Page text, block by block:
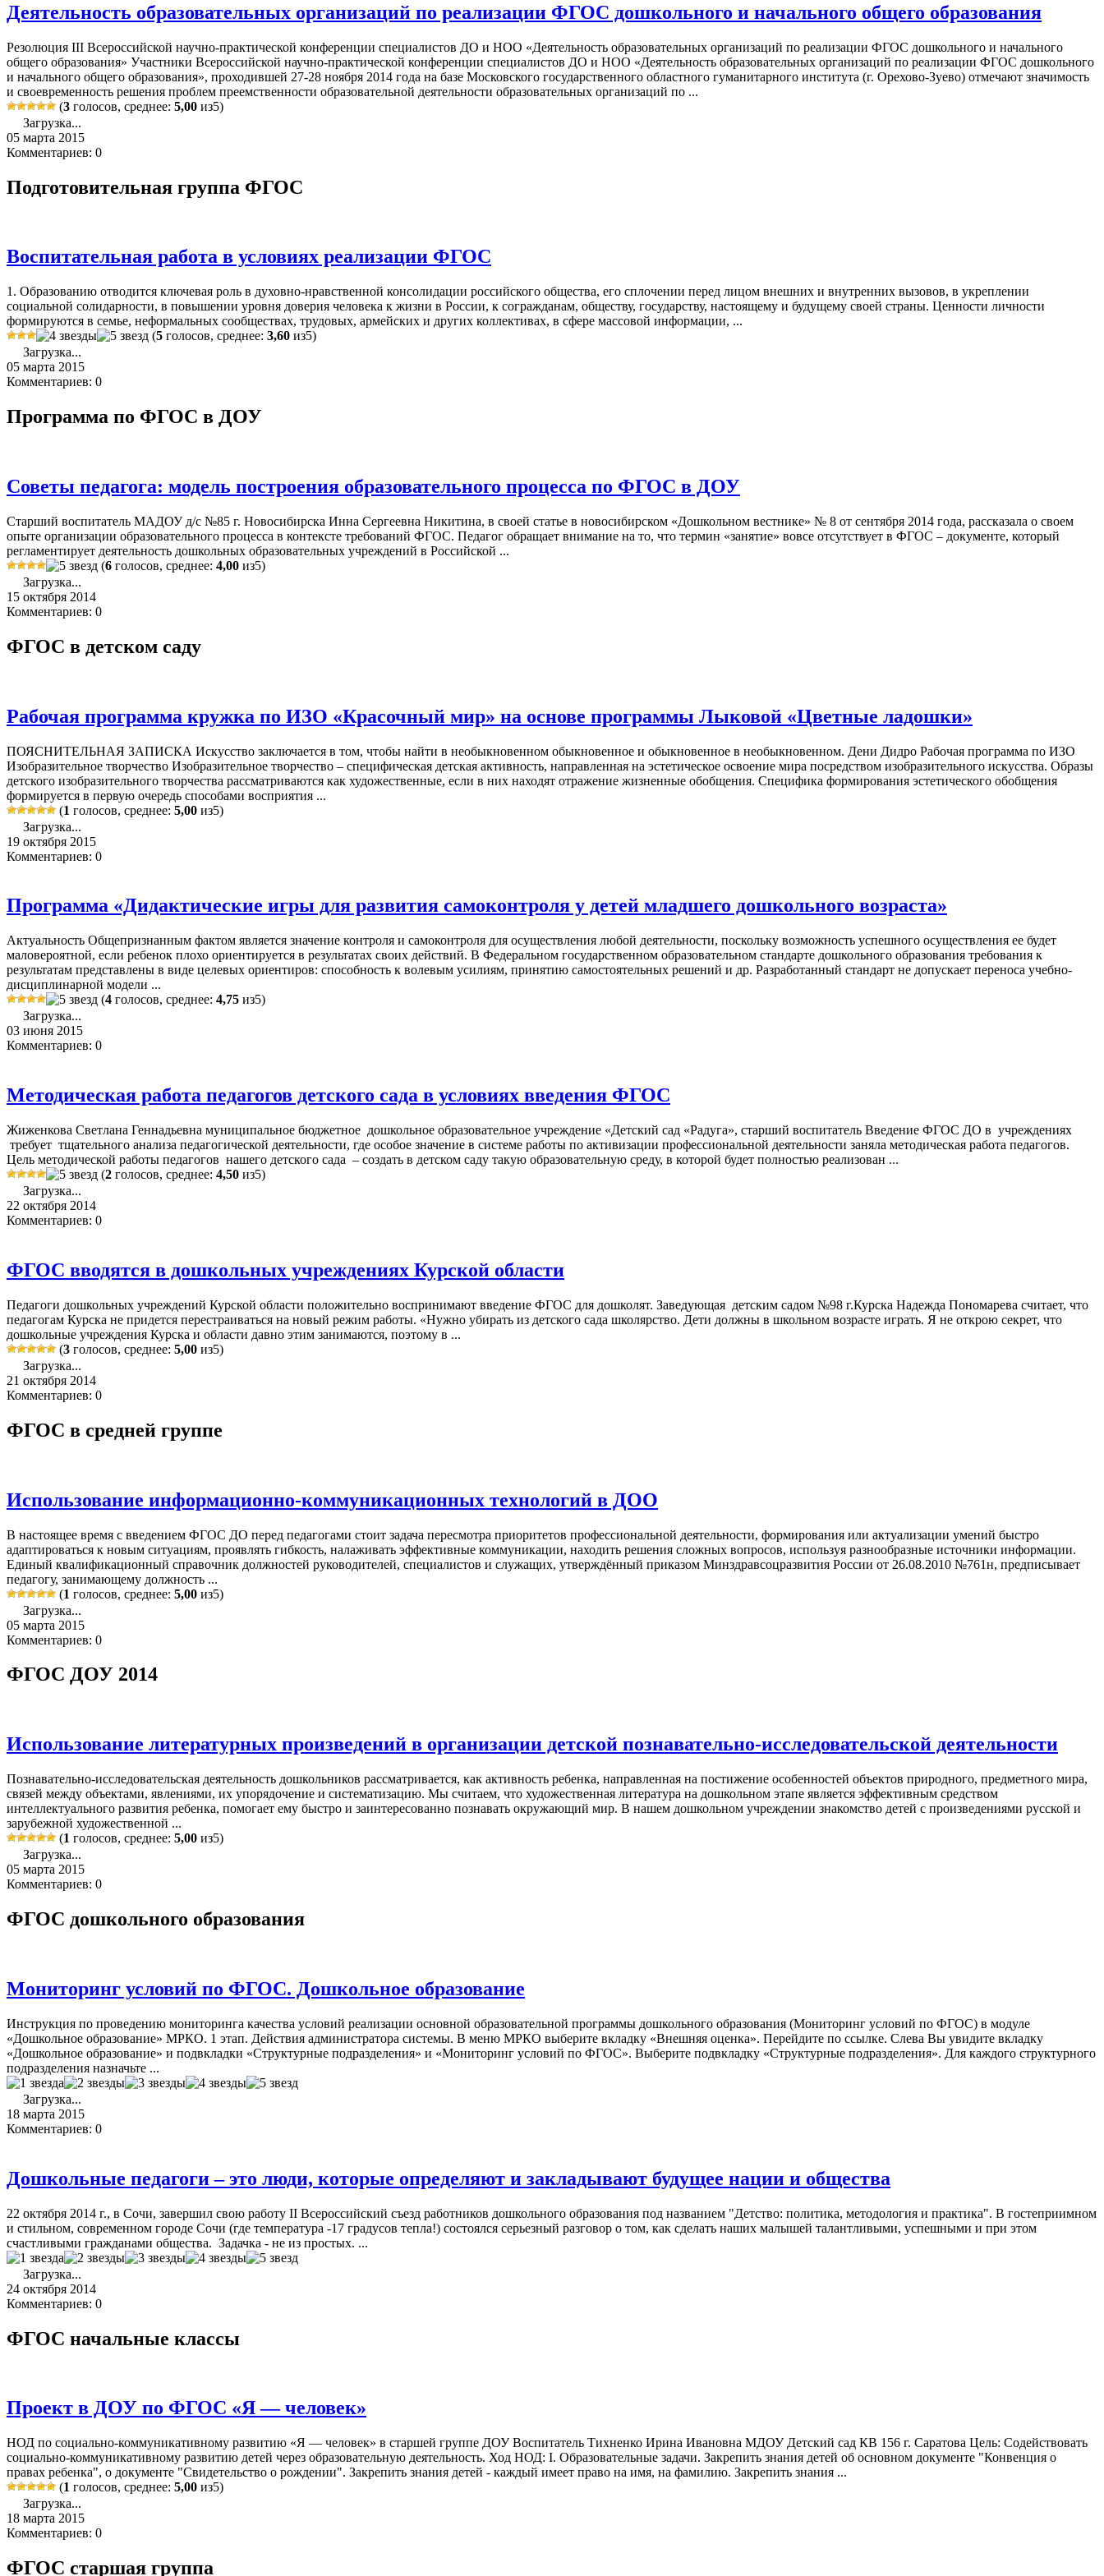
Деятельность образовательных организаций по реализации ФГОС дошкольного и начального общего образования
Резолюция III Всероссийской научно-практической конференции специалистов ДО и НОО «Деятельность образовательных организаций по реализации ФГОС дошкольного и начального
общего образования» Участники Всероссийской научно-практической конференции специалистов ДО и НОО «Деятельность образовательных организаций по реализации ФГОС дошкольного
и начального общего образования», проходившей 27-28 ноября 2014 года на базе Московского государственного областного гуманитарного института (г. Орехово-Зуево) отмечают значимость
и своевременность решения проблем преемственности образовательной деятельности образовательных организаций по ...
(3 голосов, среднее: 5,00 из5)
Загрузка...
05 марта 2015
Комментариев: 0
Подготовительная группа ФГОС
Воспитательная работа в условиях реализации ФГОС
1. Образованию отводится ключевая роль в духовно-нравственной консолидации российского общества, его сплочении перед лицом внешних и внутренних вызовов, в укреплении
социальной солидарности, в повышении уровня доверия человека к жизни в России, к согражданам, обществу, государству, настоящему и будущему своей страны. Ценности личности
формируются в семье, неформальных сообществах, трудовых, армейских и других коллективах, в сфере массовой информации, ...
(5 голосов, среднее: 3,60 из5)
Загрузка...
05 марта 2015
Комментариев: 0
Программа по ФГОС в ДОУ
Советы педагога: модель построения образовательного процесса по ФГОС в ДОУ
Старший воспитатель МАДОУ д/с №85 г. Новосибирска Инна Сергеевна Никитина, в своей статье в новосибирском «Дошкольном вестнике» № 8 от сентября 2014 года, рассказала о своем
опыте организации образовательного процесса в контексте требований ФГОС. Педагог обращает внимание на то, что термин «занятие» вовсе отсутствует в ФГОС – документе, который
регламентирует деятельность дошкольных образовательных учреждений в Российской ...
(6 голосов, среднее: 4,00 из5)
Загрузка...
15 октября 2014
Комментариев: 0
ФГОС в детском саду
Рабочая программа кружка по ИЗО «Красочный мир» на основе программы Лыковой «Цветные ладошки»
ПОЯСНИТЕЛЬНАЯ ЗАПИСКА Искусство заключается в том, чтобы найти в необыкновенном обыкновенное и обыкновенное в необыкновенном. Дени Дидро Рабочая программа по ИЗО
Изобразительное творчество Изобразительное творчество – специфическая детская активность, направленная на эстетическое освоение мира посредством изобразительного искусства. Образы
детского изобразительного творчества рассматриваются как художественные, если в них находят отражение жизненные обобщения. Специфика формирования эстетического обобщения
формируется в первую очередь способами восприятия ...
(1 голосов, среднее: 5,00 из5)
Загрузка...
19 октября 2015
Комментариев: 0
Программа «Дидактические игры для развития самоконтроля у детей младшего дошкольного возраста»
Актуальность Общепризнанным фактом является значение контроля и самоконтроля для осуществления любой деятельности, поскольку возможность успешного осуществления ее будет
маловероятной, если ребенок плохо ориентируется в результатах своих действий. В Федеральном государственном образовательном стандарте дошкольного образования требования к
результатам представлены в виде целевых ориентиров: способность к волевым усилиям, принятию самостоятельных решений и др. Разработанный стандарт не допускает переноса учебно-
дисциплинарной модели ...
(4 голосов, среднее: 4,75 из5)
Загрузка...
03 июня 2015
Комментариев: 0
Методическая работа педагогов детского сада в условиях введения ФГОС
Жиженкова Светлана Геннадьевна муниципальное бюджетное дошкольное образовательное учреждение «Детский сад «Радуга», старший воспитатель Введение ФГОС ДО в учреждениях
требует тщательного анализа педагогической деятельности, где особое значение в системе работы по активизации профессиональной деятельности заняла методическая работа педагогов.
Цель методической работы педагогов нашего детского сада – создать в детском саду такую образовательную среду, в которой будет полностью реализован ...
(2 голосов, среднее: 4,50 из5)
Загрузка...
22 октября 2014
Комментариев: 0
ФГОС вводятся в дошкольных учреждениях Курской области
Педагоги дошкольных учреждений Курской области положительно воспринимают введение ФГОС для дошколят. Заведующая детским садом №98 г.Курска Надежда Пономарева считает, что
педагогам Курска не придется перестраиваться на новый режим работы. «Нужно убирать из детского сада школярство. Дети должны в школьном возрасте играть. Я не открою секрет, что
дошкольные учреждения Курска и области давно этим занимаются, поэтому в ...
(3 голосов, среднее: 5,00 из5)
Загрузка...
21 октября 2014
Комментариев: 0
ФГОС в средней группе
Использование информационно-коммуникационных технологий в ДОО
В настоящее время с введением ФГОС ДО перед педагогами стоит задача пересмотра приоритетов профессиональной деятельности, формирования или актуализации умений быстро
адаптироваться к новым ситуациям, проявлять гибкость, налаживать эффективные коммуникации, находить решения сложных вопросов, используя разнообразные источники информации.
Единый квалификационный справочник должностей руководителей, специалистов и служащих, утверждённый приказом Минздравсоцразвития России от 26.08.2010 №761н, предписывает
педагогу, занимающему должность ...
(1 голосов, среднее: 5,00 из5)
Загрузка...
05 марта 2015
Комментариев: 0
ФГОС ДОУ 2014
Использование литературных произведений в организации детской познавательно-исследовательской деятельности
Познавательно-исследовательская деятельность дошкольников рассматривается, как активность ребенка, направленная на постижение особенностей объектов природного, предметного мира,
связей между объектами, явлениями, их упорядочение и систематизацию. Мы считаем, что художественная литература на дошкольном этапе является эффективным средством
интеллектуального развития ребенка, помогает ему быстро и заинтересованно познавать окружающий мир. В нашем дошкольном учреждении знакомство детей с произведениями русской и
зарубежной художественной ...
(1 голосов, среднее: 5,00 из5)
Загрузка...
05 марта 2015
Комментариев: 0
ФГОС дошкольного образования
Мониторинг условий по ФГОС. Дошкольное образование
Инструкция по проведению мониторинга качества условий реализации основной образовательной программы дошкольного образования (Мониторинг условий по ФГОС) в модуле
«Дошкольное образование» МРКО. 1 этап. Действия администратора системы. В меню МРКО выберите вкладку «Внешняя оценка». Перейдите по ссылке. Слева Вы увидите вкладку
«Дошкольное образование» и подвкладки «Структурные подразделения» и «Мониторинг условий по ФГОС». Выберите подвкладку «Структурные подразделения». Для каждого структурного
подразделения назначьте ...
Загрузка...
18 марта 2015
Комментариев: 0
Дошкольные педагоги – это люди, которые определяют и закладывают будущее нации и общества
22 октября 2014 г., в Сочи, завершил свою работу II Всероссийский съезд работников дошкольного образования под названием "Детство: политика, методология и практика". В гостеприимном
и стильном, современном городе Сочи (где температура -17 градусов тепла!) состоялся серьезный разговор о том, как сделать наших малышей талантливыми, успешными и при этом
счастливыми гражданами общества. Задачка - не из простых. ...
Загрузка...
24 октября 2014
Комментариев: 0
ФГОС начальные классы
Проект в ДОУ по ФГОС «Я — человек»
НОД по социально-коммуникативному развитию «Я — человек» в старшей группе ДОУ Воспитатель Тихненко Ирина Ивановна МДОУ Детский сад КВ 156 г. Саратова Цель: Содействовать
социально-коммуникативному развитию детей через образовательную деятельность. Ход НОД: I. Образовательные задачи. Закрепить знания детей об основном документе "Конвенция о
правах ребенка", о документе "Свидетельство о рождении". Закрепить знания детей - каждый имеет право на имя, на фамилию. Закрепить знания ...
(1 голосов, среднее: 5,00 из5)
Загрузка...
18 марта 2015
Комментариев: 0
ФГОС старшая группа